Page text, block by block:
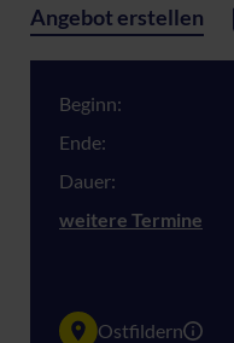
Angebot erstellen
Beginn:
Ende:
Dauer:
weitere Termine
Ostfildern